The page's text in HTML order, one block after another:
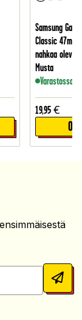
Samsung
Classic 47mm
nahkaa oleva
Musta
Varastossa
19,95 €